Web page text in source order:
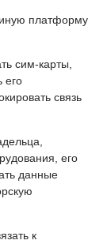
платформу
сим-карты,
его
связь
его
данные
к